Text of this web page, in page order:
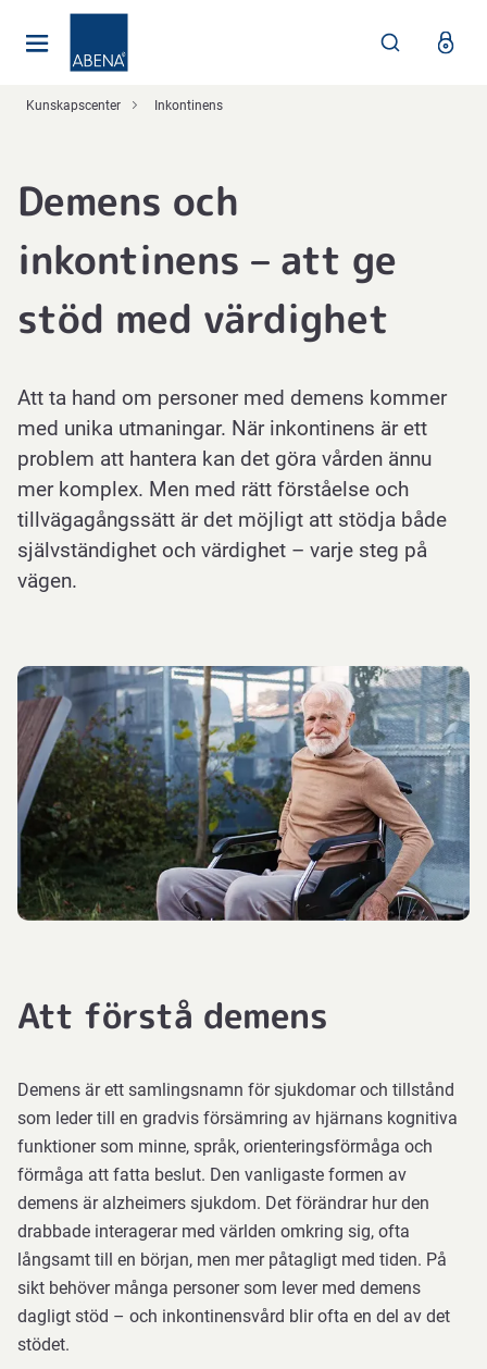
Kunskapscenter Inkontinens
Demens och
inkontinens – att ge
stöd med värdighet
Att ta hand om personer med demens kommer
med unika utmaningar. När inkontinens är ett
problem att hantera kan det göra vården ännu
mer komplex. Men med rätt förståelse och
tillvägagångssätt är det möjligt att stödja både
självständighet och värdighet – varje steg på
vägen.
Att förstå demens
Demens är ett samlingsnamn för sjukdomar och tillstånd
som leder till en gradvis försämring av hjärnans kognitiva
funktioner som minne, språk, orienteringsförmåga och
förmåga att fatta beslut. Den vanligaste formen av
demens är alzheimers sjukdom. Det förändrar hur den
drabbade interagerar med världen omkring sig, ofta
långsamt till en början, men mer påtagligt med tiden. På
sikt behöver många personer som lever med demens
dagligt stöd – och inkontinensvård blir ofta en del av det
stödet.